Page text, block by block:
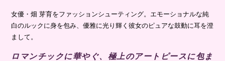
女優・畑 芽育をファッションシューティング。エモーショナルな純
白のルックに身を包み、優雅に光り輝く彼女のピュアな鼓動に耳を澄
まして。
ロマンチックに華やぐ、極上のアートピースに包ま